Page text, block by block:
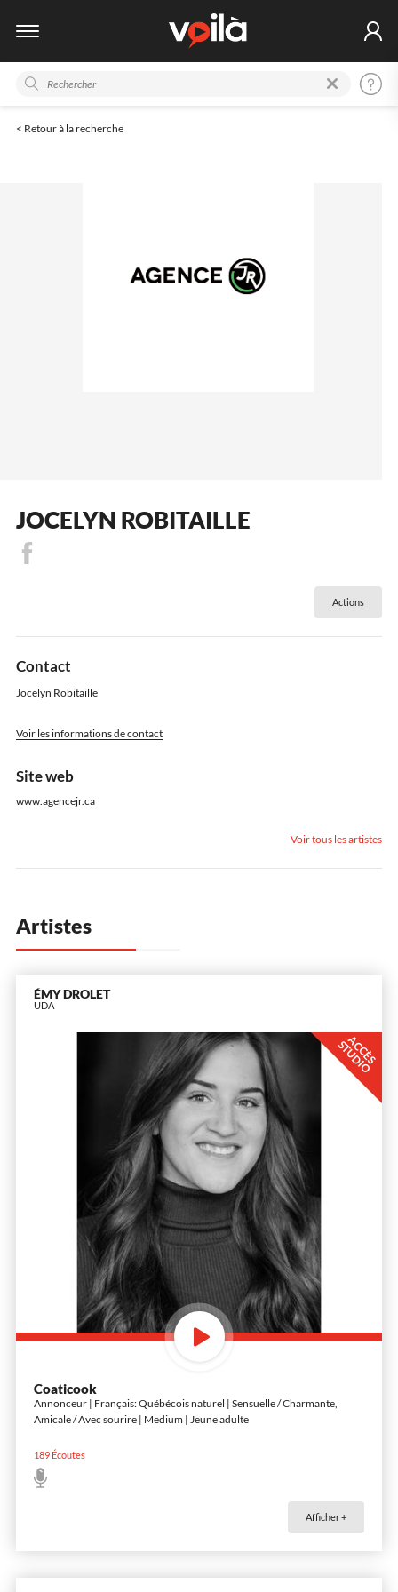
< Retour à la recherche
JOCELYN ROBITAILLE
Actions
Contact
Jocelyn Robitaille
Voir les informations de contact
Site web
www.agencejr.ca
Voir tous les artistes
Artistes
ÉMY DROLET
UDA
A
C
C
È
S
S
T
U
D
I
O
Coaticook
Annonceur | Français: Québécois naturel | Sensuelle / Charmante,
Amicale / Avec sourire | Medium | Jeune adulte
189Écoutes
Afficher +